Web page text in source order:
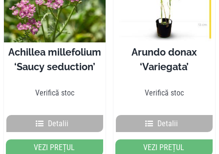
Achillea millefolium
‘Saucy seduction’
Verifică stoc
Detalii
VEZI PREȚUL
Arundo donax
‘Variegata’
Verifică stoc
Detalii
VEZI PREȚUL